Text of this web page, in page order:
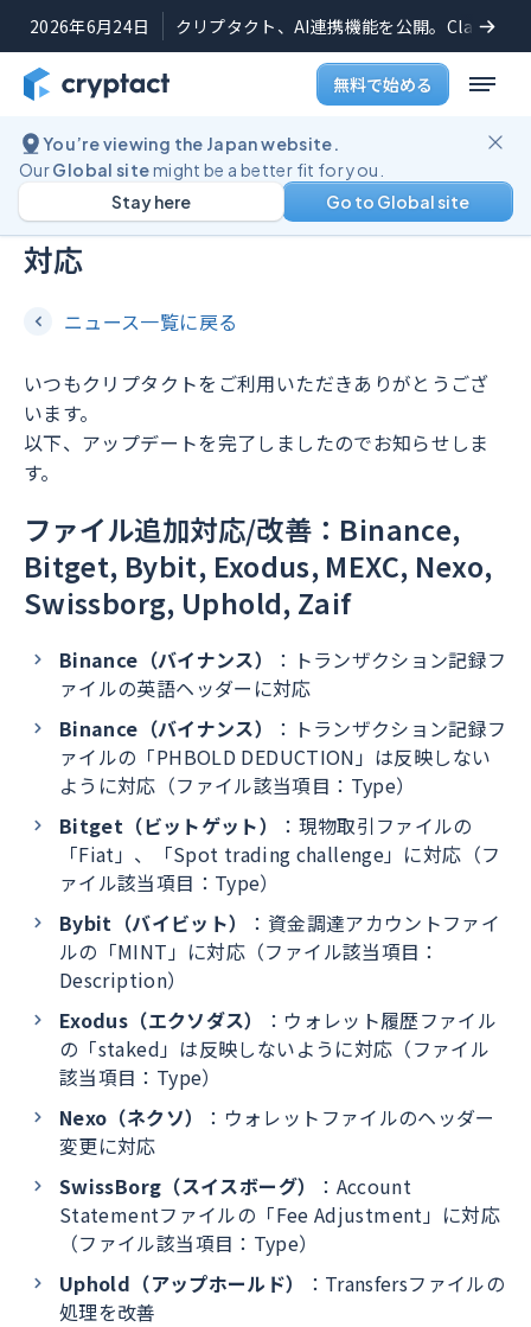
2026年6月24日 クリプタクト、AI連携機能を公開。Claude
無料で始める
You’re viewing the Japan website.
OurGlobal sitemight be a better fit for you.
Go to Global site
Stay here
機能アップデート
Nexoのファイルのヘッダー変更に
対応
ニュース一覧に戻る
いつもクリプタクトをご利用いただきありがとうござ
います。
以下、アップデートを完了しましたのでお知らせしま
す。
ファイル追加対応/改善：Binance,
Bitget, Bybit, Exodus, MEXC, Nexo,
Swissborg, Uphold, Zaif
Binance（バイナンス）
：トランザクション記録フ
ァイルの英語ヘッダーに対応
Binance（バイナンス）
：トランザクション記録フ
ァイルの「PHBOLD DEDUCTION」は反映しない
ように対応（ファイル該当項目：Type）
Bitget（ビットゲット）
：現物取引ファイルの
「Fiat」、「Spot trading challenge」に対応（フ
ァイル該当項目：Type）
Bybit（バイビット）
：資金調達アカウントファイ
ルの「MINT」に対応（ファイル該当項目：
Description）
Exodus（エクソダス）
：ウォレット履歴ファイル
の「staked」は反映しないように対応（ファイル
該当項目：Type）
Nexo（ネクソ）
：ウォレットファイルのヘッダー
変更に対応
SwissBorg（スイスボーグ）
：Account
Statementファイルの「Fee Adjustment」に対応
（ファイル該当項目：Type）
Uphold（アップホールド）
：Transfersファイルの
処理を改善